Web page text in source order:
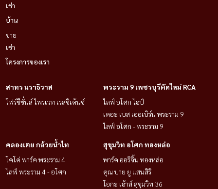
เช่า
บ้าน
ขาย
เช่า
โครงการของเรา
สาทร นราธิวาส
โฟร์ซีซั่นส์ ไพรเวท เรสซิเด้นซ์
พระราม 9 เพชรบุรีตัดใหม่ RCA
ไลฟ์ อโศก ไฮป์
เดอะ เบส เออเบิร์น พระราม 9
ไลฟ์ อโศก - พระราม 9
คลองเตย กล้วยน้ำไท
โคโค่ พาร์ค พระราม 4
ไลฟ์ พระราม 4 - อโศก
สุขุมวิท อโศก ทองหล่อ
พาร์ค ออริจิ้น ทองหล่อ
คุณ บาย ยู แสนสิริ
โอกะ เฮ้าส์ สุขุมวิท 36